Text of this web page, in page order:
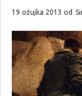
19 ožujka 2013 od